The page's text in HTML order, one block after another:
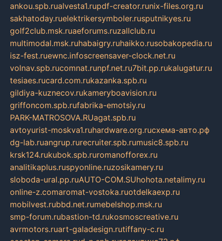
ankou.spb.rualvesta1.rupdf-creator.runix-files.org.ru
sakhatoday.ruelektrikersymboler.rusputnikyes.ru
golf2club.msk.ruaeforums.ruzallclub.ru
multimodal.msk.ruhabaigry.ruhaikko.rusobakopedia.ru
isz-fest.ruewnc.infoscreensaver-clock.net.ru
volnav.spb.rucomnat.runpf.net.ru7bit.pp.rukalugatur.ru
tesiaes.rucard.com.rukazanka.spb.ru
gildiya-kuznecov.rukameryboavision.ru
griffoncom.spb.rufabrika-emotsiy.ru
PARK-MATROSOVA.RUagat.spb.ru
avtoyurist-moskva1.ruhardware.org.ruсхема-авто.рф
dg-lab.ruangrup.rurecruiter.spb.rumusic8.spb.ru
krsk124.rukubok.spb.ruromanofforex.ru
analitikaplus.ruspyonline.ruzosikamery.ru
sloboda-ural.pp.ruAUTO-COM.SUhohota.netalimy.ru
online-z.comaromat-vostoka.ruotdelkaexp.ru
mobilvest.rubbd.net.rumebelshop.msk.ru
smp-forum.rubastion-td.rukosmoscreative.ru
avrmotors.ruart-galadesign.rutiffany-c.ru